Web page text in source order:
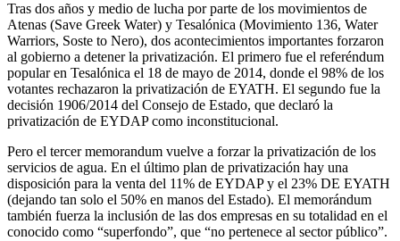
Tras dos años y medio de lucha por parte de los movimientos de
Atenas (Save Greek Water) y Tesalónica (Movimiento 136, Water
Warriors, Soste to Nero), dos acontecimientos importantes forzaron
al gobierno a detener la privatización. El primero fue el referéndum
popular en Tesalónica el 18 de mayo de 2014, donde el 98% de los
votantes rechazaron la privatización de EYATH. El segundo fue la
decisión 1906/2014 del Consejo de Estado, que declaró la
privatización de EYDAP como inconstitucional.
Pero el tercer memorandum vuelve a forzar la privatización de los
servicios de agua. En el último plan de privatización hay una
disposición para la venta del 11% de EYDAP y el 23% DE EYATH
(dejando tan solo el 50% en manos del Estado). El memorándum
también fuerza la inclusión de las dos empresas en su totalidad en el
conocido como “superfondo”, que “no pertenece al sector público”.